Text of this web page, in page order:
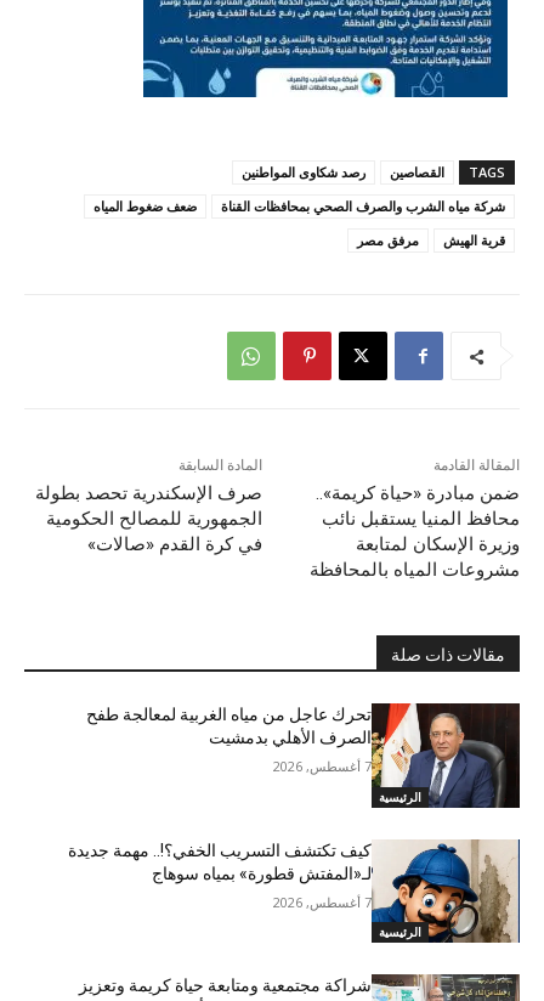
TAGS القصاصين
رصد شكاوى المواطنين
شركة مياه الشرب والصرف الصحي بمحافظات القناة
ضعف ضغوط المياه
قرية الهيش
مرفق مصر
المادة السابقة
صرف الإسكندرية تحصد بطولة
الجمهورية للمصالح الحكومية
في كرة القدم «صالات»
المقالة القادمة
ضمن مبادرة «حياة كريمة»..
محافظ المنيا يستقبل نائب
وزيرة الإسكان لمتابعة
مشروعات المياه بالمحافظة
مقالات ذات صلة
الرئيسية
تحرك عاجل من مياه الغربية لمعالجة طفح
الصرف الأهلي بدمشيت
7 أغسطس, 2026
الرئيسية
كيف تكتشف التسريب الخفي؟!.. مهمة جديدة
لـ«المفتش قطورة» بمياه سوهاج
7 أغسطس, 2026
شراكة مجتمعية ومتابعة حياة كريمة وتعزيز